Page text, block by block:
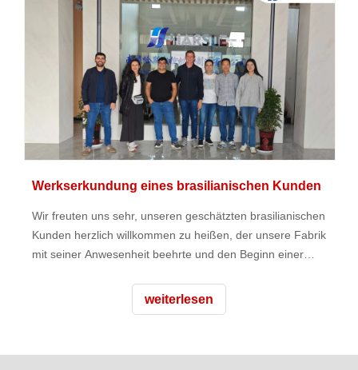
Werkserkundung eines brasilianischen Kunden
Wir freuten uns sehr, unseren geschätzten brasilianischen
Kunden herzlich willkommen zu heißen, der unsere Fabrik
mit seiner Anwesenheit beehrte und den Beginn einer
Von Anfang an war klar, dass dieser Besuch mehr als nur
eine Routine war Inspektion – es war eine Gelegenheit
weiterlesen